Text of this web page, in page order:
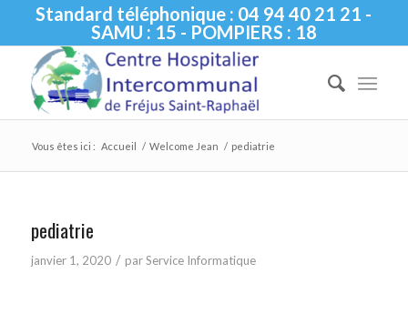
Standard téléphonique : 04 94 40 21 21 -
SAMU : 15 - POMPIERS : 18
Vous êtes ici : Accueil / Welcome Jean / pediatrie
pediatrie
janvier 1, 2020 / parService Informatique